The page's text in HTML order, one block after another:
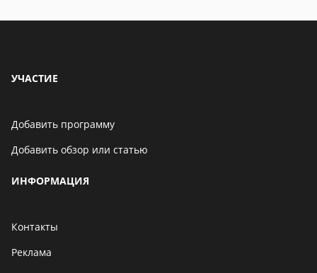
УЧАСТИЕ
Добавить программу
Добавить обзор или статью
ИНФОРМАЦИЯ
Контакты
Реклама